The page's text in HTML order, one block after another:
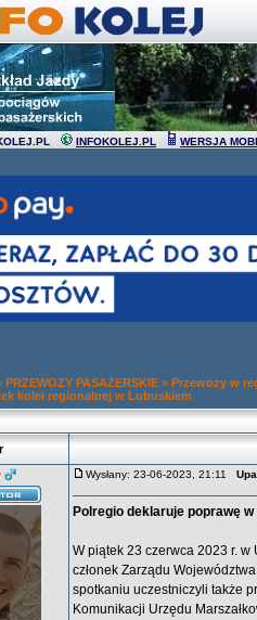
INFOKOLEJ.PL WERSJA
PRZEWOZY PASAŻERSKIE » Przewozy w
kolei regionalnej w Lubuskiem
Wysłany: 23-06-2023, 21:11
Polregio deklaruje poprawę
W piątek 23 czerwca 2023 r.
członek Zarządu
spotkaniu uczestniczyli także
Komunikacji Urzędu